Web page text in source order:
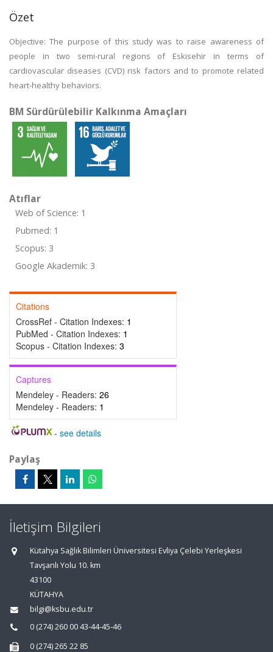
Özet
Objective: The purpose of this study was to raise awareness of
people in two semi-rural regions of Eskisehir in terms of
cardiovascular diseases (CVD) risk factors and to promote related
heart-healthy behaviors.
BM Sürdürülebilir Kalkınma Amaçları
Atıflar
Web of Science: 1
Pubmed: 1
Scopus: 3
Google Akademik: 3
Citations
CrossRef - Citation Indexes: 1
PubMed - Citation Indexes: 1
Scopus - Citation Indexes: 3
Captures
Mendeley - Readers: 26
Mendeley - Readers: 1
- see details
Paylaş
İletişim Bilgileri
Kütahya Sağlık Bilimleri Üniversitesi Evliya Çelebi Yerleşkesi
Tavşanlı Yolu 10. km
43100
KÜTAHYA
bilgi@ksbu.edu.tr
0 (274) 260 00 43-44-45-46
0 (274) 265 22 85